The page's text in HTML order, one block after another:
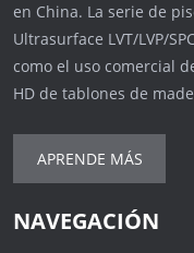
en China. La serie de
Ultrasurface LVT/LVP/
como el uso comercial
HD de tablones de
APRENDE MÁS
NAVEGACIÓN